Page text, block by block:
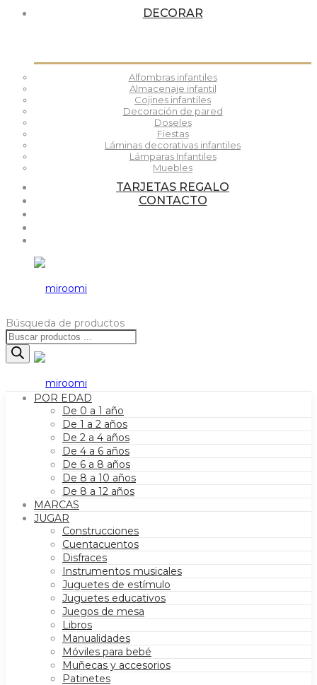
DECORAR
Alfombras infantiles
Almacenaje infantil
Cojines infantiles
Decoración de pared
Doseles
Fiestas
Láminas decorativas infantiles
Lámparas Infantiles
Muebles
TARJETAS REGALO
CONTACTO
Búsqueda de productos
POR EDAD
De 0 a 1 año
De 1 a 2 años
De 2 a 4 años
De 4 a 6 años
De 6 a 8 años
De 8 a 10 años
De 8 a 12 años
MARCAS
JUGAR
Construcciones
Cuentacuentos
Disfraces
Instrumentos musicales
Juguetes de estímulo
Juguetes educativos
Juegos de mesa
Libros
Manualidades
Móviles para bebé
Muñecas y accesorios
Patinetes